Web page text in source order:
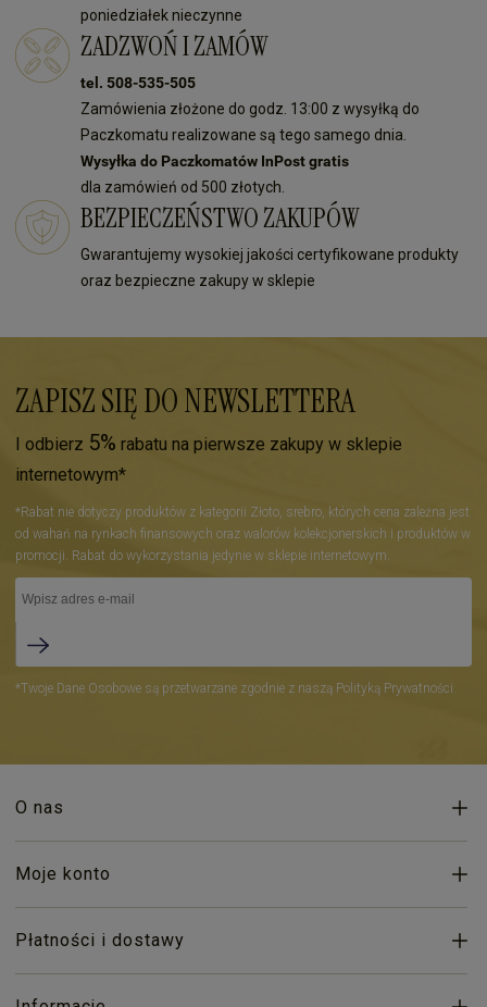
poniedziałek nieczynne
ZADZWOŃ I ZAMÓW
tel. 508-535-505
Zamówienia złożone do godz. 13:00 z wysyłką do
Paczkomatu realizowane są tego samego dnia.
Wysyłka do Paczkomatów InPost gratis
dla zamówień od 500 złotych.
BEZPIECZEŃSTWO ZAKUPÓW
Gwarantujemy wysokiej jakości certyfikowane produkty
oraz bezpieczne zakupy w sklepie
ZAPISZ SIĘ DO NEWSLETTERA
I odbierz 5% rabatu na pierwsze zakupy w sklepie
internetowym*
*Rabat nie dotyczy produktów z kategorii Złoto, srebro, których cena zależna jest
od wahań na rynkach finansowych oraz walorów kolekcjonerskich i produktów w
promocji. Rabat do wykorzystania jedynie w sklepie internetowym.
*Twoje Dane Osobowe są przetwarzane zgodnie z naszą Polityką Prywatności.
O nas
Moje konto
Płatności i dostawy